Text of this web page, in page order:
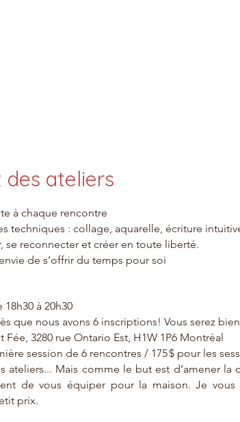
des ateliers
à chaque rencontre
techniques : collage, aquarelle, écriture
se reconnecter et créer en toute liberté.
de s’offrir du temps pour soi
à 20h30
que nous avons 6 inscriptions! Vous serez
3280 rue Ontario Est, H1W 1P6 Montréal
session de 6 rencontres / 175 $ pour les
ateliers... Mais comme le but est d’amener la
de vous équiper pour la maison. Je
prix.